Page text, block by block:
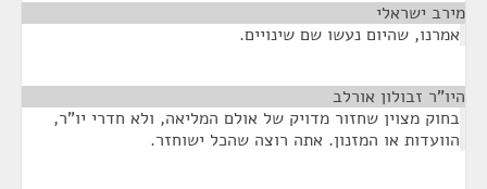
מירב ישראלי
אמרנו, שהיום נעשו שם שינויים.
היו"ר זבולון אורלב
בחוק מצוין שחזור מדויק של אולם המליאה, ולא חדרי יו"ר,
הוועדות או המזנון. אתה רוצה שהכל ישוחזר.